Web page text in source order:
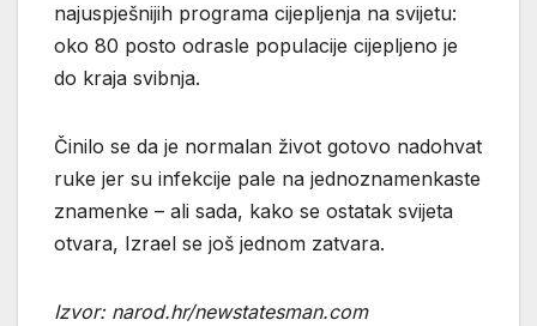
najuspješnijih programa cijepljenja na svijetu:
oko 80 posto odrasle populacije cijepljeno je
do kraja svibnja.
Činilo se da je normalan život gotovo nadohvat
ruke jer su infekcije pale na jednoznamenkaste
znamenke – ali sada, kako se ostatak svijeta
otvara, Izrael se još jednom zatvara.
Izvor: narod.hr/newstatesman.com